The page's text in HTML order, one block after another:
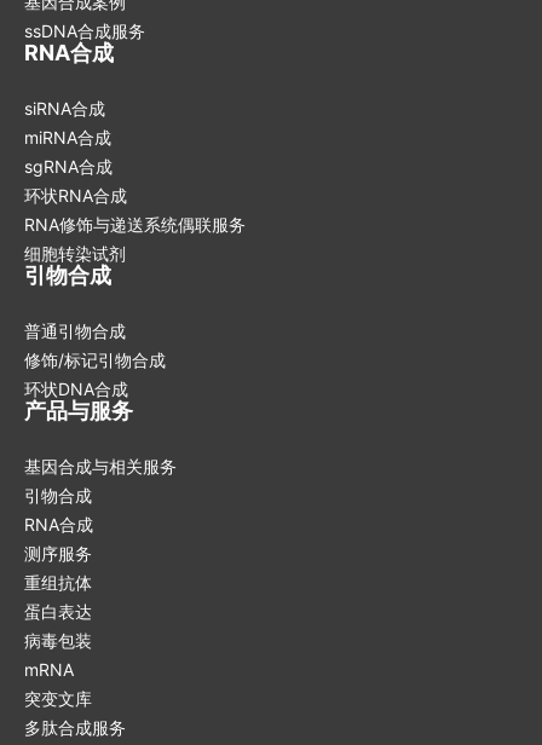
ssDNA合成服务
RNA合成
siRNA合成
miRNA合成
sgRNA合成
环状RNA合成
RNA修饰与递送系统偶联服务
细胞转染试剂
引物合成
普通引物合成
修饰/标记引物合成
环状DNA合成
产品与服务
基因合成与相关服务
引物合成
RNA合成
测序服务
重组抗体
蛋白表达
病毒包装
mRNA
突变文库
多肽合成服务